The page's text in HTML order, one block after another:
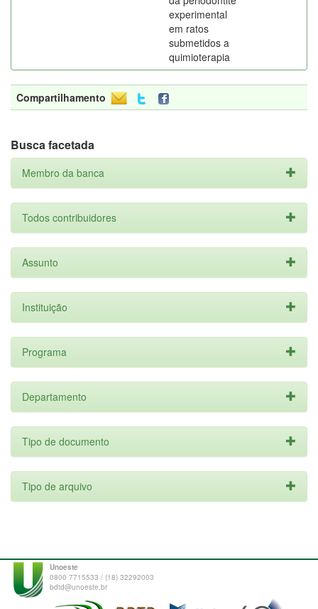
experimental
em ratos
submetidos a
quimioterapia
Compartilhamento
Busca facetada
Membro da banca
Todos contribuidores
Assunto
Instituição
Programa
Departamento
Tipo de documento
Tipo de arquivo
Unoeste
0800 7715533 / (18) 32292003
bdtd@unoeste.br